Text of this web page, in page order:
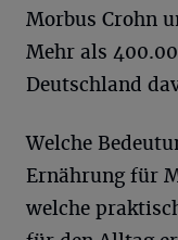
Morbus Crohn
Mehr als
Deutschland
Welche
Ernährung für
welche